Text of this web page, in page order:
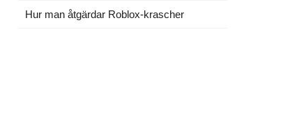
Hur man åtgärdar Roblox-krascher